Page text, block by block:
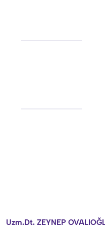
Uzm.Dt. ZEYNEP